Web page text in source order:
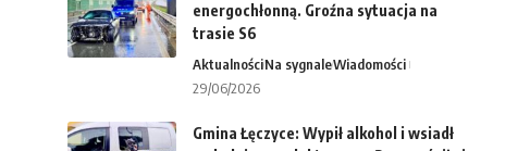
energochłonną. Groźna sytuacja na
trasie S6
AktualnościNa sygnaleWiadomości
29/06/2026
Gmina Łęczyce: Wypił alkohol i wsiadł